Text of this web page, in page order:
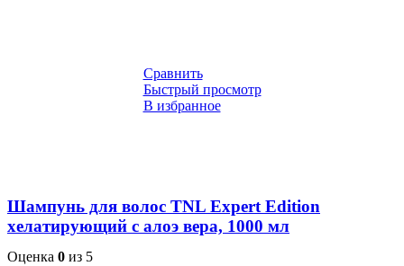
Сравнить
Быстрый просмотр
В избранное
Шампунь для волос TNL Expert Edition
хелатирующий с алоэ вера, 1000 мл
Оценка 0 из 5